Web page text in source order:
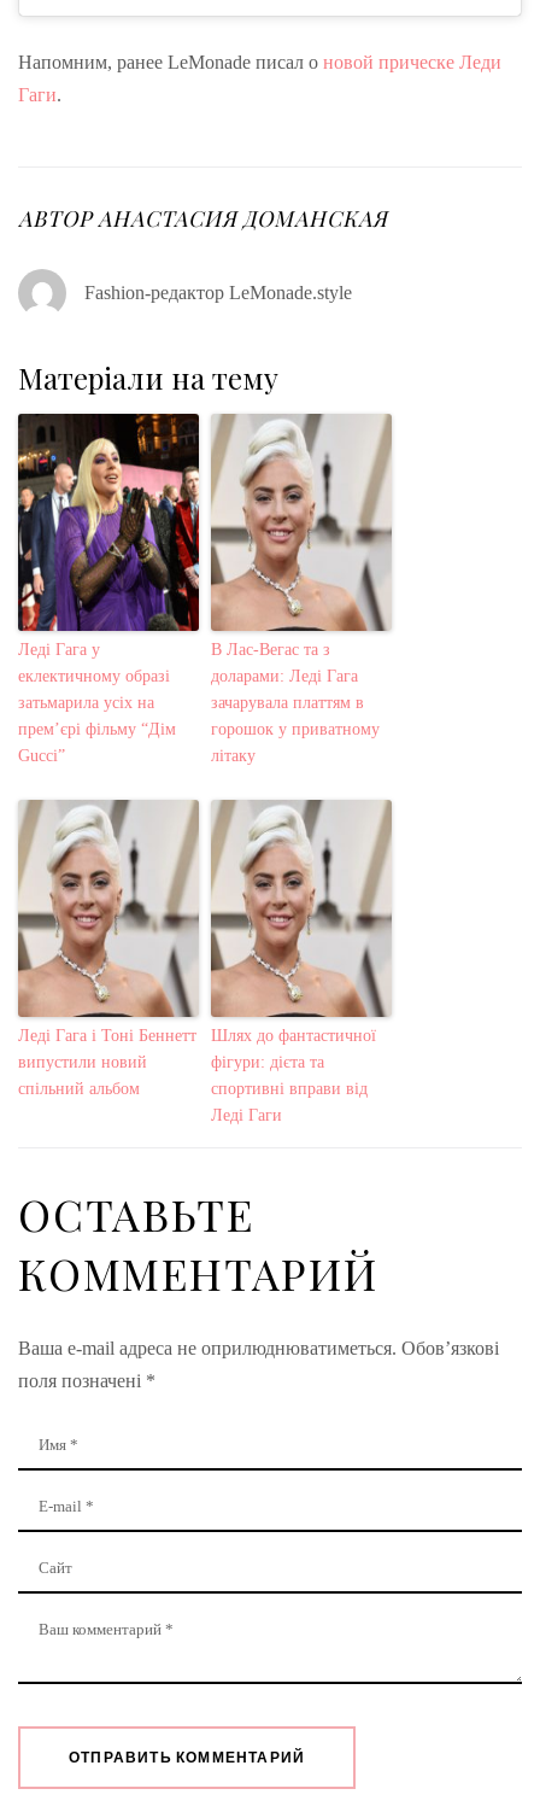
Напомним, ранее LeMonade писал о новой прическе Леди
Гаги.
АВТОРАНАСТАСИЯ ДОМАНСКАЯ
Fashion-редактор LeMonade.style
Матеріали на тему
Леді Гага у
еклектичному образі
затьмарила усіх на
прем’єрі фільму “Дім
Gucci”
В Лас-Вегас та з
доларами: Леді Гага
зачарувала платтям в
горошок у приватному
літаку
Леді Гага і Тоні Беннетт
випустили новий
спільний альбом
Шлях до фантастичної
фігури: дієта та
спортивні вправи від
Леді Гаги
ОСТАВЬТЕ
КОММЕНТАРИЙ
Ваша e-mail адреса не оприлюднюватиметься. Обов’язкові
поля позначені *